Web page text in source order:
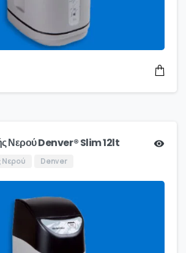
Νερού Denver® Slim 12lt
Denver